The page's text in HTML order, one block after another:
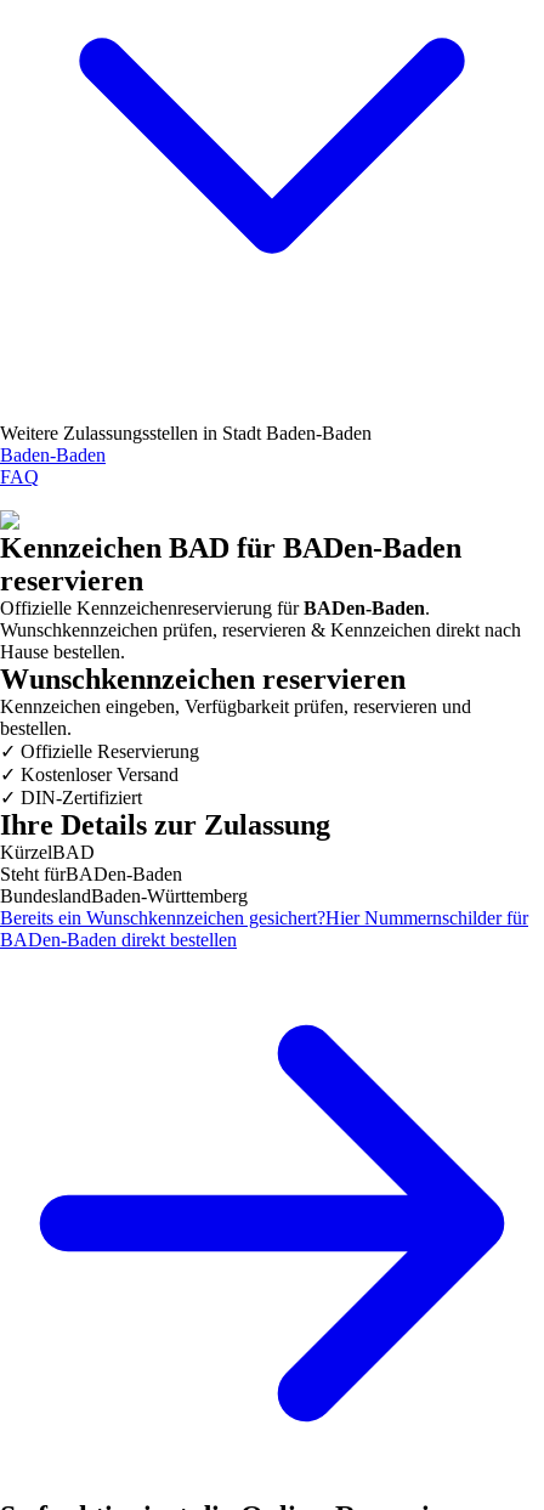
Weitere Zulassungsstellen in Stadt Baden-Baden
Baden-Baden
FAQ
Kennzeichen BAD für BADen-Baden
reservieren
Offizielle Kennzeichenreservierung fürBADen-Baden.
Wunschkennzeichen prüfen, reservieren & Kennzeichen direkt nach
Hause bestellen.
Wunschkennzeichen reservieren
Kennzeichen eingeben, Verfügbarkeit prüfen, reservieren und
bestellen.
✓ Offizielle Reservierung
✓ Kostenloser Versand
✓ DIN-Zertifiziert
Ihre Details zur Zulassung
KürzelBAD
Steht fürBADen-Baden
BundeslandBaden-Württemberg
Bereits ein Wunschkennzeichen gesichert?Hier Nummernschilder für
BADen-Baden direkt bestellen